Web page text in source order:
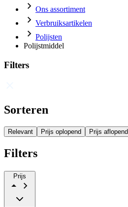
Ons assortiment
Verbruiksartikelen
Polijsten
Polijstmiddel
Filters
Sorteren
Relevant Prijs oplopend Prijs aflopend
Filters
Prijs